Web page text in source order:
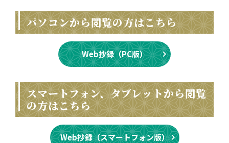
パソコンから閲覧の方はこちら
Web抄録（PC版）
スマートフォン、タブレットから閲覧
の方はこちら
Web抄録（スマートフォン版）